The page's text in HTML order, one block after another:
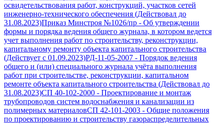
освидетельствования работ, конструкций, участков сетей
инженерно-технического обеспечения (Действовал до
31.08.2023)Приказ Минстроя №1026/пр - Об утверждении
формы и порядка ведения общего журнала, в котором ведется
учет выполнения работ по строительству, реконструкции,
капитальному ремонту объекта капитального строительства
(Действует с 01.09.2023)РД-11-05-2007 - Порядок ведения
общего и (или) специального журнала учёта выполнения
работ при строительстве, реконструкции, капитальном
ремонте объекта капитального строительства (Действовал до
31.08.2023)СП 40-102-2000 - Проектирование и монтаж
трубопроводов систем водоснабжения и канализации из
полимерных материаловСП 42-101-2003 - Общие положения
по проектированию и строительству газораспределительных